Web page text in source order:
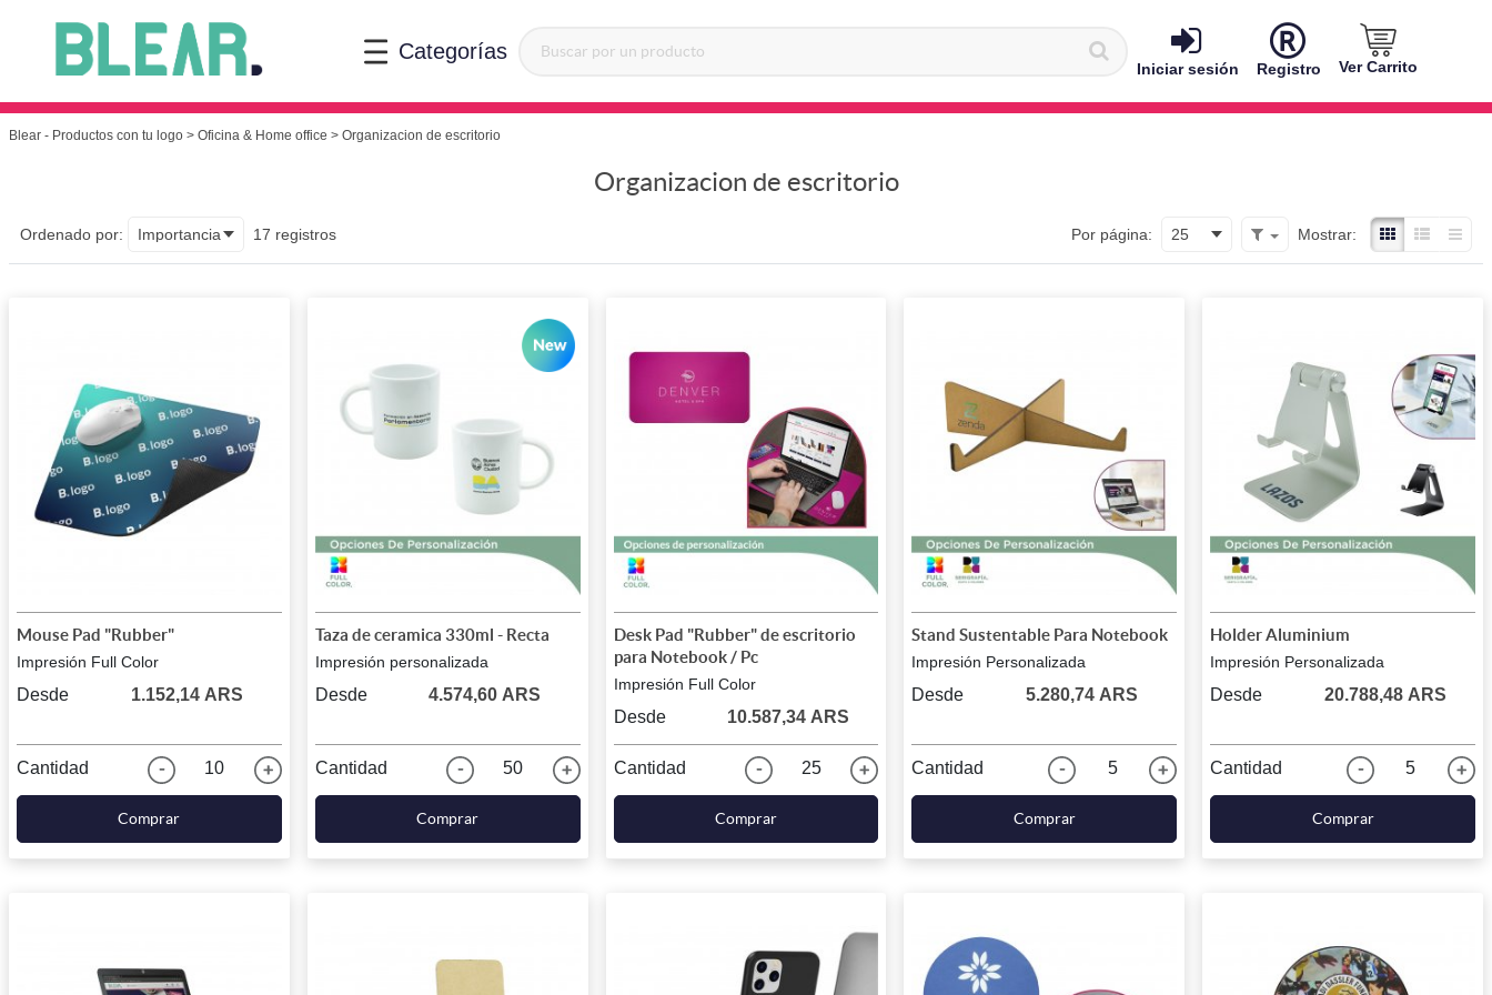
Categorías
Iniciar sesión Registro Ver Carrito
Blear - Productos con tu logo > Oficina & Home office > Organizacion de escritorio
Organizacion de escritorio
Ordenado por: Importancia 17 registros Por página: 25 Mostrar:
Mouse Pad "Rubber"
Impresión Full Color
Desde 1.152,14 ARS
Cantidad 10
Comprar
Taza de ceramica 330ml - Recta
Impresión personalizada
Desde 4.574,60 ARS
Cantidad 50
Comprar
Desk Pad "Rubber" de escritorio
para Notebook / Pc
Impresión Full Color
Desde 10.587,34 ARS
Cantidad 25
Comprar
Stand Sustentable Para Notebook
Impresión Personalizada
Desde 5.280,74 ARS
Cantidad 5
Comprar
Holder Aluminium
Impresión Personalizada
Desde 20.788,48 ARS
Cantidad 5
Comprar